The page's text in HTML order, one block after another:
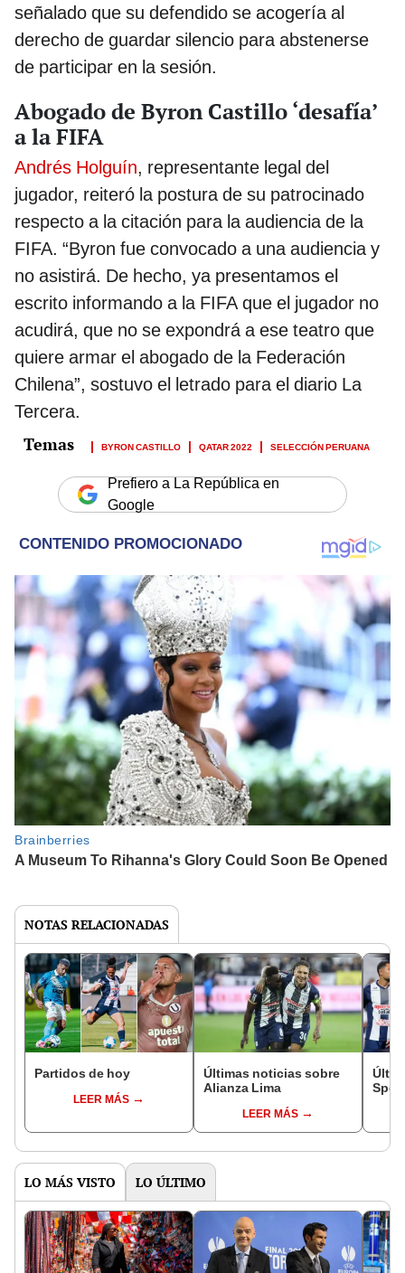
señalado que su defendido se acogería al
derecho de guardar silencio para abstenerse
de participar en la sesión.
Abogado de Byron Castillo ‘desafía’
a la FIFA
Andrés Holguín, representante legal del
jugador, reiteró la postura de su patrocinado
respecto a la citación para la audiencia de la
FIFA. “Byron fue convocado a una audiencia y
no asistirá. De hecho, ya presentamos el
escrito informando a la FIFA que el jugador no
acudirá, que no se expondrá a ese teatro que
quiere armar el abogado de la Federación
Chilena”, sostuvo el letrado para el diario La
Tercera.
BYRON CASTILLO QATAR 2022 SELECCIÓN PERUANA
Prefiero a La República en
Google
NOTAS RELACIONADAS
Partidos de hoy
LEER MÁS
Últimas noticias sobre
Alianza Lima
LEER MÁS
LO MÁS VISTO LO ÚLTIMO